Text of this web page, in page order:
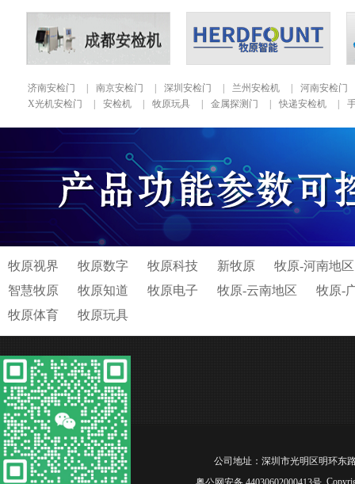
济南安检门 南京安检门 深圳安检门 兰州安检机
河南安检门
X光机安检门
安检机 牧原玩具 金属探测门 快递安检机
牧原视界 牧原数字 牧原科技 新牧原
牧原-河南地区
智慧牧原
牧原知道 牧原电子 牧原-云南地区
牧原-
牧原体育
牧原玩具
公司地址：深圳市光明区明环东